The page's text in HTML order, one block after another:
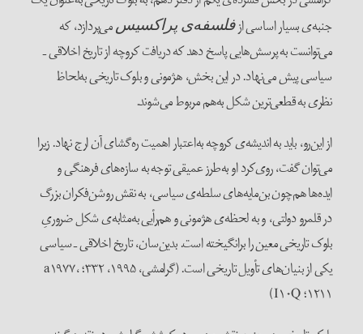
جنبه‌ی بسیار اساسی ازفلسفه‌ی پراکسیسمی‌پردازد، که
می‌توانست به پرسش‌هایی پاسخ دهد که دریافت کروچه از تاریخ اخلاقی ـ
سیاسی پیش می‌نهاد. در این بخش، هژمونی و بلوک تاریخی به‌لحاظ
نظری به قطعی‌ترین شکل به‌هم مربوط می‌شوند.
از این‌رو، باید به اندیشه‌ی کروچه به‌اعتبار اهمیت ره‌گشای آن ارج نهاد. زیرا
می‌توان گفت، روی‌کرد او به‌طرز عمیقی توجه به سازه‌های فرهنگی و
ایده‌ها هم‌چون بن‌مایه‌های سلطه‌ی سیاسی، به نقش روشن‌فکران بزرگ
در قلمرو دولتی، و به لحظه‌ی هژمونی و هم‌رأیی به‌مثابه‌ی شکل ضروریِ
بلوک تاریخی معین را برانگیخته است. بدین‌سان، تاریخ اخلاقی ـ سیاسی
یکی از بنیان‌های تأویل تاریخی است. (گرامشی، ۱۹۹۵، ۳۳۲؛ a۱۹۷۷،